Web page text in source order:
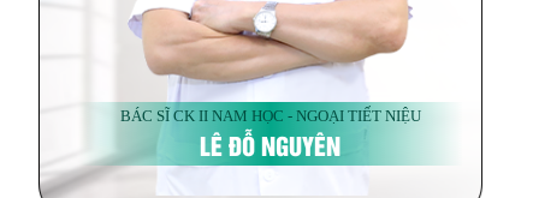
BÁC SĨ CK II NAM HỌC - NGOẠI TIẾT NIỆU
LÊ ĐỖ NGUYÊN